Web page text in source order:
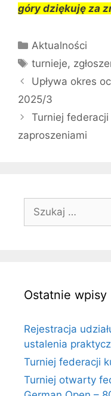
góry dziękuję za
Kategorie
Aktualności
Tagi
turnieje,
Upływa okres
2025/3
Turniej
zaproszeniami
Szukaj:
Ostatnie wpisy
Rejestracja
ustalenia
Turniej federacji
Turniej otwarty